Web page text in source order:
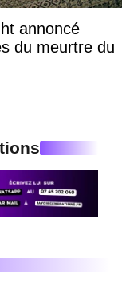
annoncé
du meurtre du